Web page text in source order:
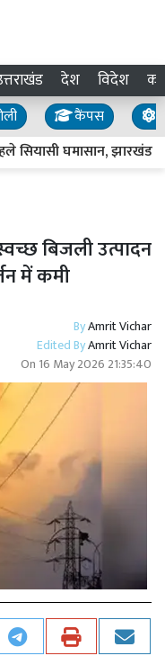
देश विदेश
कैंपस
सियासी घमासान, झारखंड
बिजली उत्पादन
में कमी
ByAmrit Vichar
Edited ByAmrit Vichar
On 16 May 2026 21:35:40